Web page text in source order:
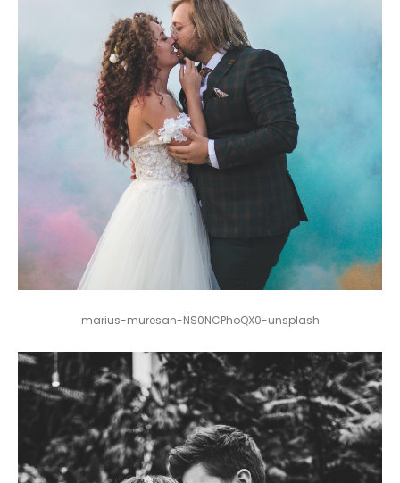
marius-muresan-NS0NCPhoQX0-unsplash